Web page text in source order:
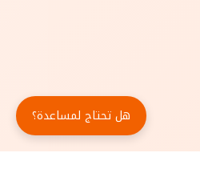
هل تحتاج لمساعدة؟